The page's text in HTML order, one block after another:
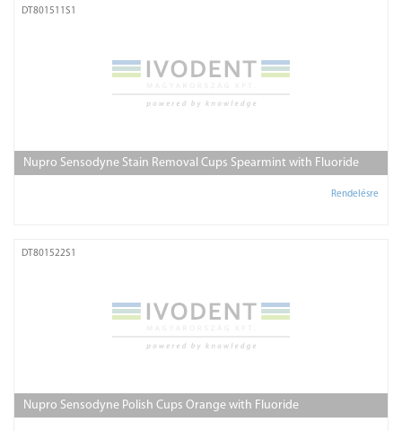
DT801511S1
Nupro Sensodyne Stain Removal Cups Spearmint with Fluoride
Rendelésre
DT801522S1
Nupro Sensodyne Polish Cups Orange with Fluoride